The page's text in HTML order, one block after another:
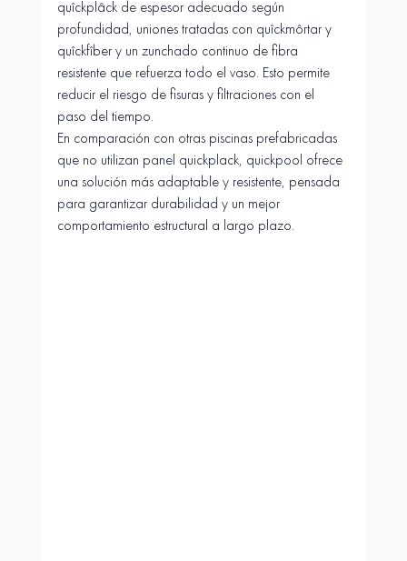
quîckplâck de espesor adecuado según
profundidad, uniones tratadas con quîckmôrtar y
quîckfîber y un zunchado continuo de fibra
resistente que refuerza todo el vaso. Esto permite
reducir el riesgo de fisuras y filtraciones con el
paso del tiempo.
En comparación con otras piscinas prefabricadas
que no utilizan panel quickplack, quickpool ofrece
una solución más adaptable y resistente, pensada
para garantizar durabilidad y un mejor
comportamiento estructural a largo plazo.